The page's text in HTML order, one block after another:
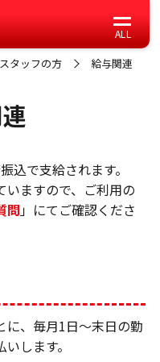
タッフの方 給与関連
込で支給されます。
いますので、ご利用の
問」にてご確認くださ
に、毎月1日～末日の勤
します。